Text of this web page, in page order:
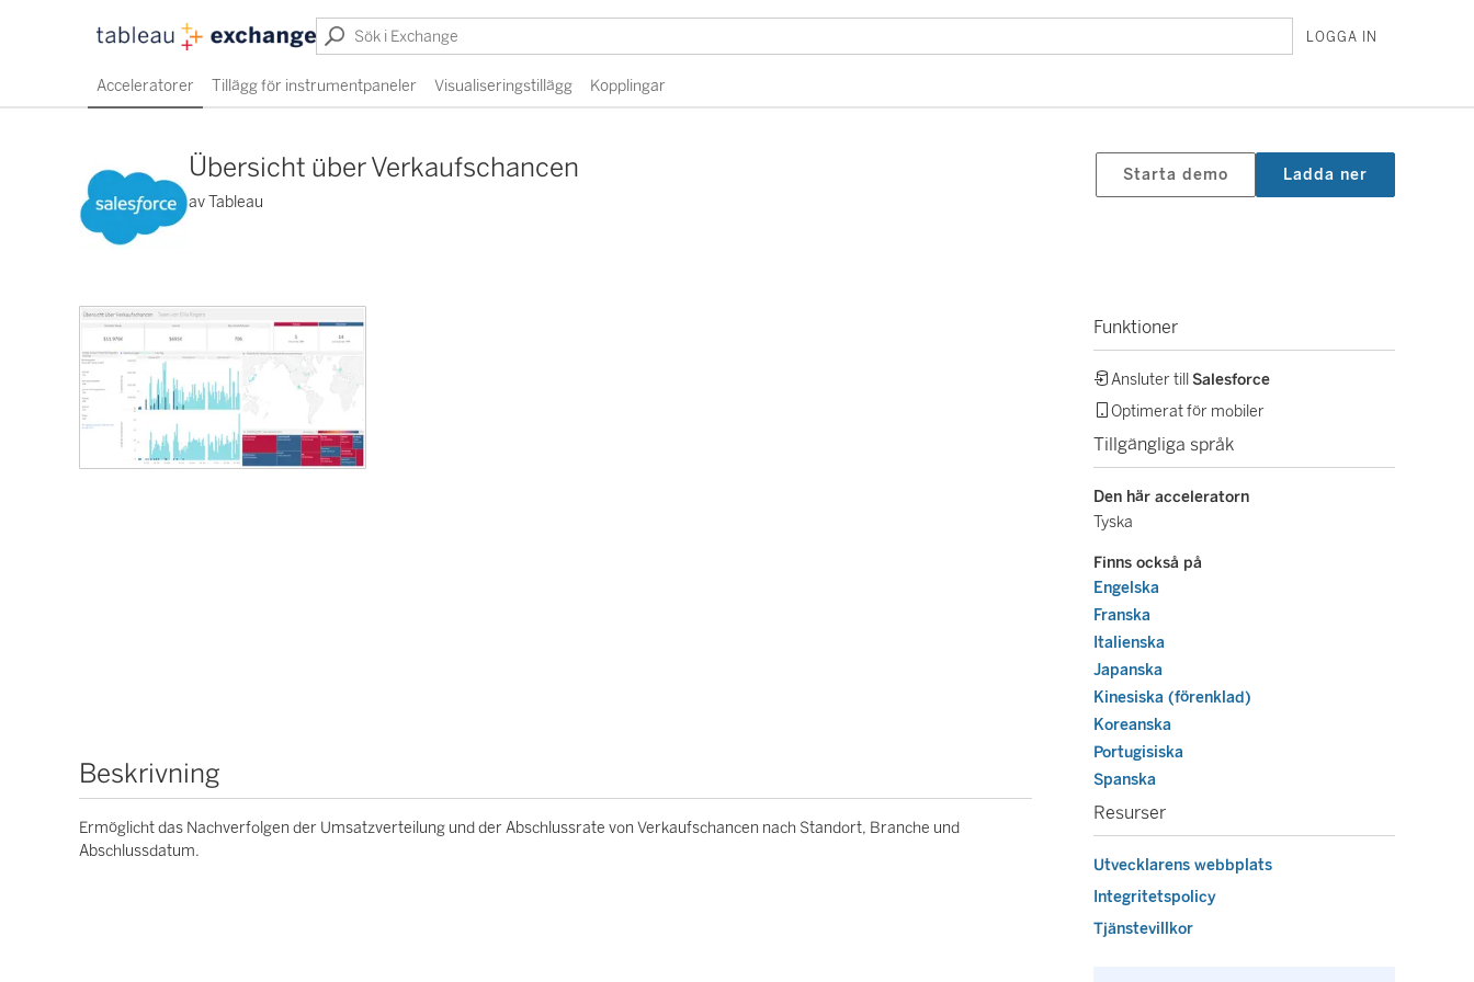
LOGGA IN
Acceleratorer Tillägg för instrumentpaneler Visualiseringstillägg Kopplingar
Übersicht über Verkaufschancen
av Tableau
Starta demo Ladda ner
Beskrivning
Ermöglicht das Nachverfolgen der Umsatzverteilung und der Abschlussrate von Verkaufschancen nach Standort, Branche und
Abschlussdatum.
Funktioner
Ansluter till Salesforce
Optimerat för mobiler
Tillgängliga språk
Den här acceleratorn
Tyska
Finns också på
Engelska
Franska
Italienska
Japanska
Kinesiska (förenklad)
Koreanska
Portugisiska
Spanska
Resurser
Utvecklarens webbplats
Integritetspolicy
Tjänstevillkor